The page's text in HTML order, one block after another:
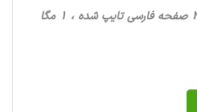
، مهندسی عمران ـ عمران، 27 صفحه فارسی تایپ شده ، 1 مگا